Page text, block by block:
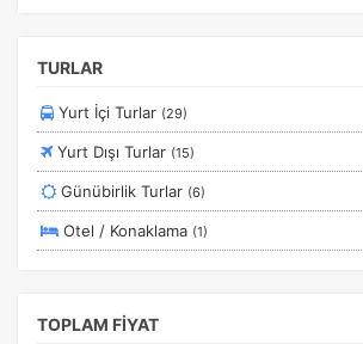
Pazarlama Çerezleri
Size ve ilgi alanlarınıza uygun reklamlar
kullanılır. Kapatırsanız reklamları görmeye
edersiniz, ancak daha az alakalı olabilirler.
Anadolu
Karadeniz
Marmara
TURLAR
Yurt İçi Turlar (29)
Yurt Dışı Turlar (15)
Günübirlik Turlar (6)
Otel / Konaklama (1)
TOPLAM FİYAT